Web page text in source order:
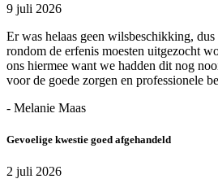
9 juli 2026
Er was helaas geen wilsbeschikking, dus
rondom de erfenis moesten uitgezocht
ons hiermee want we hadden dit nog
voor de goede zorgen en professionele
- Melanie Maas
Gevoelige kwestie goed afgehandeld
2 juli 2026